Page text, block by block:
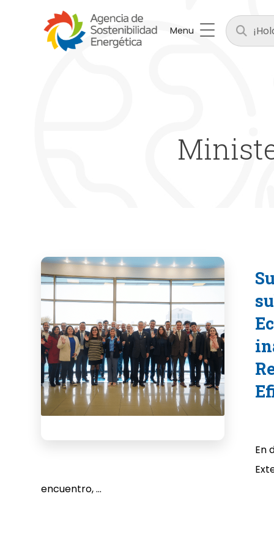
Menu
En
encuentro, ...